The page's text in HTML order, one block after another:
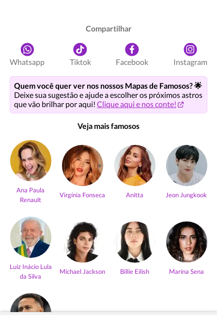
Compartilhar
Whatsapp Tiktok Facebook Instagram
Quem você quer ver nos nossos Mapas de Famosos? 🌟
Deixe sua sugestão e ajude a escolher os próximos astros
que vão brilhar por aqui! Clique aqui e nos conte!
Veja mais famosos
Ana Paula
Renault
Virgínia Fonseca Anitta Jeon Jungkook
Luiz Inácio Lula
da Silva
Michael Jackson Billie Eilish Marina Sena